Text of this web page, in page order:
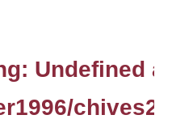
: Undefined